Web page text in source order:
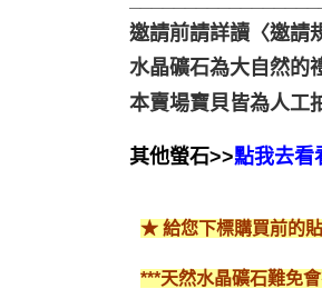
邀請前請詳讀〈邀請
水晶礦石為大自然的
本賣場寶貝皆為人工
其他螢石>>點我去看
★ 給您下標購買前的
***天然水晶礦石難免